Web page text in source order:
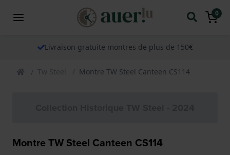
0
Livraison gratuite montres de plus de 150€
Tw Steel Montre TW Steel Canteen CS114
Montre TW Steel Canteen CS114